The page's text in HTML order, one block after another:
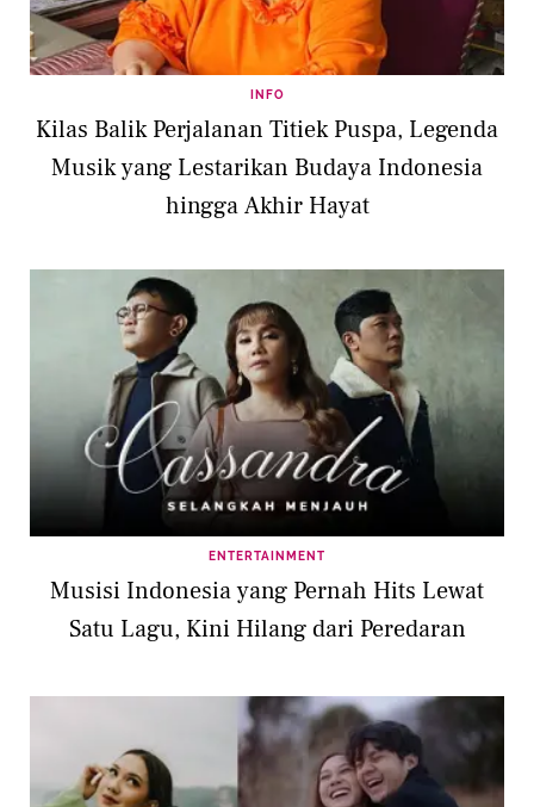
INFO
Kilas Balik Perjalanan Titiek Puspa, Legenda
Musik yang Lestarikan Budaya Indonesia
hingga Akhir Hayat
ENTERTAINMENT
Musisi Indonesia yang Pernah Hits Lewat
Satu Lagu, Kini Hilang dari Peredaran